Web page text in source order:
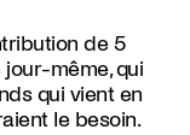
de 5
même, qui
qui vient en
le besoin.